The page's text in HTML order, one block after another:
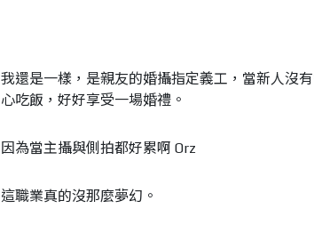
我還是一樣，是親友的婚攝指定義工，當新人沒
心吃飯，好好享受一場婚禮。
因為當主攝與側拍都好累啊 Orz
這職業真的沒那麼夢幻。